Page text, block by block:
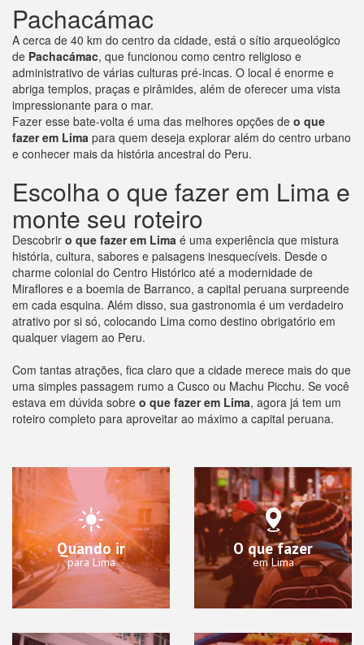
Pachacámac
A cerca de 40 km do centro da cidade, está o sítio arqueológico
de Pachacámac, que funcionou como centro religioso e
administrativo de várias culturas pré-incas. O local é enorme e
abriga templos, praças e pirâmides, além de oferecer uma vista
impressionante para o mar.
Fazer esse bate-volta é uma das melhores opções de o que
fazer em Lima para quem deseja explorar além do centro urbano
e conhecer mais da história ancestral do Peru.
Escolha o que fazer em Lima e
monte seu roteiro
Descobrir o que fazer em Lima é uma experiência que mistura
história, cultura, sabores e paisagens inesquecíveis. Desde o
charme colonial do Centro Histórico até a modernidade de
Miraflores e a boemia de Barranco, a capital peruana surpreende
em cada esquina. Além disso, sua gastronomia é um verdadeiro
atrativo por si só, colocando Lima como destino obrigatório em
qualquer viagem ao Peru.
Com tantas atrações, fica claro que a cidade merece mais do que
uma simples passagem rumo a Cusco ou Machu Picchu. Se você
estava em dúvida sobre o que fazer em Lima, agora já tem um
roteiro completo para aproveitar ao máximo a capital peruana.
Quando ir
para Lima
O que fazer
em Lima